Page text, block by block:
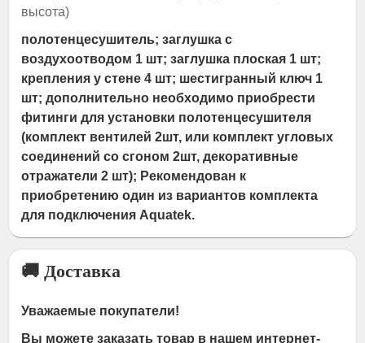
высота)
полотенцесушитель; заглушка с
воздухоотводом 1 шт; заглушка плоская 1 шт;
крепления у стене 4 шт; шестигранный ключ 1
шт; дополнительно необходимо приобрести
фитинги для установки полотенцесушителя
(комплект вентилей 2шт, или комплект угловых
соединений со сгоном 2шт, декоративные
отражатели 2 шт); Рекомендован к
приобретению один из вариантов комплекта
для подключения Aquatek.
🚚 Доставка
Уважаемые покупатели!
Вы можете заказать товар в нашем интернет-